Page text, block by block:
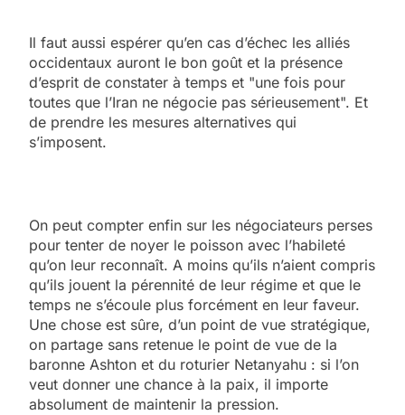
Il faut aussi espérer qu’en cas d’échec les alliés
occidentaux auront le bon goût et la présence
d’esprit de constater à temps et "une fois pour
toutes que l’Iran ne négocie pas sérieusement". Et
de prendre les mesures alternatives qui
s’imposent.
On peut compter enfin sur les négociateurs perses
pour tenter de noyer le poisson avec l’habileté
qu’on leur reconnaît. A moins qu’ils n’aient compris
qu’ils jouent la pérennité de leur régime et que le
temps ne s’écoule plus forcément en leur faveur.
Une chose est sûre, d’un point de vue stratégique,
on partage sans retenue le point de vue de la
baronne Ashton et du roturier Netanyahu : si l’on
veut donner une chance à la paix, il importe
absolument de maintenir la pression.